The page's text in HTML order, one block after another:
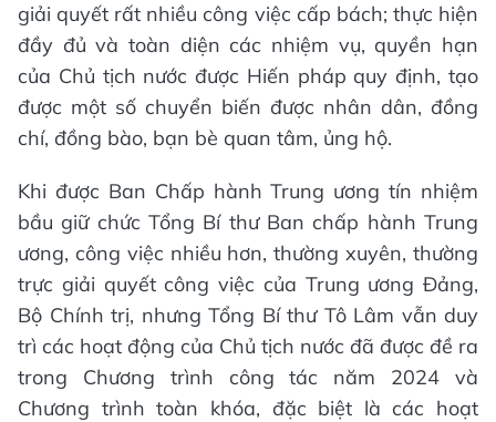
giải quyết rất nhiều công việc cấp bách; thực hiện
đầy đủ và toàn diện các nhiệm vụ, quyền hạn
của Chủ tịch nước được Hiến pháp quy định, tạo
được một số chuyển biến được nhân dân, đồng
chí, đồng bào, bạn bè quan tâm, ủng hộ.
Khi được Ban Chấp hành Trung ương tín nhiệm
bầu giữ chức Tổng Bí thư Ban chấp hành Trung
ương, công việc nhiều hơn, thường xuyên, thường
trực giải quyết công việc của Trung ương Đảng,
Bộ Chính trị, nhưng Tổng Bí thư Tô Lâm vẫn duy
trì các hoạt động của Chủ tịch nước đã được đề ra
trong Chương trình công tác năm 2024 và
Chương trình toàn khóa, đặc biệt là các hoạt